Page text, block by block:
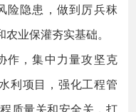
险隐患，做到厉兵秣
业保灌夯实基础。
，集中力量攻坚克
利项目，强化工程管